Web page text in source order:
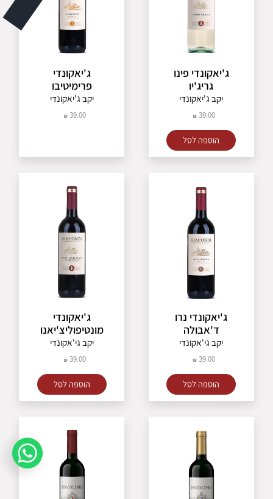
ג'יאקונדי פינו
גריג'יו
יקב ג'יאקונדי
39.00
הוספה לסל
ג'יאקונדי
פרימיטיבו
יקב ג'יאקונדי
39.00
ג'יאקונדי נרו
ד'אבולה
יקב גי'אקונדי
39.00
הוספה לסל
ג'יאקונדי
מונטיפוליצ'יאנו
יקב גי'אקונדי
39.00
הוספה לסל